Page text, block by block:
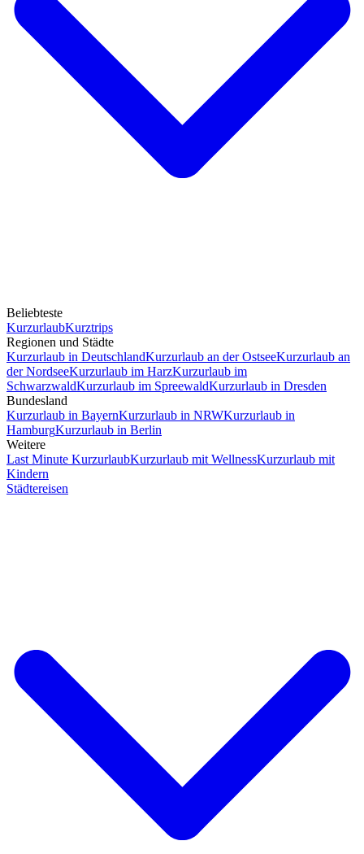
Beliebteste
KurzurlaubKurztrips
Regionen und Städte
Kurzurlaub in DeutschlandKurzurlaub an der OstseeKurzurlaub an
der NordseeKurzurlaub im HarzKurzurlaub im
SchwarzwaldKurzurlaub im SpreewaldKurzurlaub in Dresden
Bundesland
Kurzurlaub in BayernKurzurlaub in NRWKurzurlaub in
HamburgKurzurlaub in Berlin
Weitere
Last Minute KurzurlaubKurzurlaub mit WellnessKurzurlaub mit
Kindern
Städtereisen